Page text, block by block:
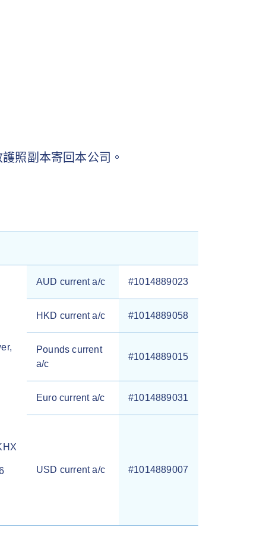
照副本寄回本公司。
AUD current a/c #1014889023
HKD current a/c #1014889058
Pounds current
a/c
#1014889015
Euro current a/c #1014889031
USD current a/c #1014889007